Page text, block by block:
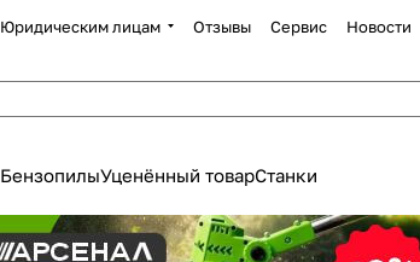
Юридическим лицам Отзывы Сервис Новости
БензопилыУценённый товарСтанки